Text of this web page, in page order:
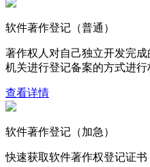
软件著作登记（普通）
著作权人对自己独立开发完
机关进行登记备案的方式进行
查看详情
软件著作登记（加急）
快速获取软件著作权登记证书